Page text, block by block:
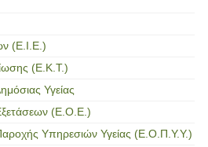
(Ε.Ι.Ε.)
(Ε.Κ.Τ.)
Υγείας
(Ε.Ο.Ε.)
Υπηρεσιών Υγείας (Ε.Ο.Π.Υ.Υ.)